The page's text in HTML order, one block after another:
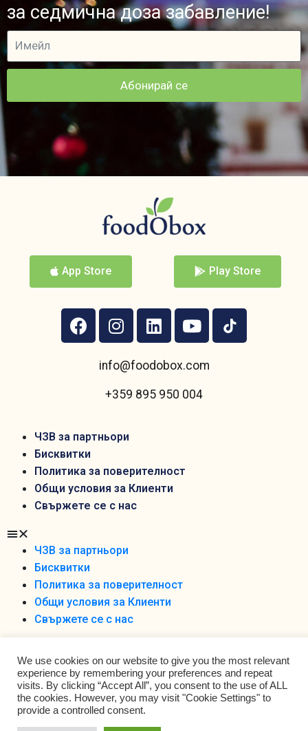
за седмична доза забавление!
Абонирай се
App Store Play Store
info@foodobox.com
+359 895 950 004
ЧЗВ за партньори
Бисквитки
Политика за поверителност
Общи условия за Клиенти
Свържете се с нас
ЧЗВ за партньори
Бисквитки
Политика за поверителност
Общи условия за Клиенти
Свържете се с нас
Foodobox 2021 Ltd ©
We use cookies on our website to give you the most relevant
experience by remembering your preferences and repeat
visits. By clicking “Accept All”, you consent to the use of ALL
the cookies. However, you may visit "Cookie Settings" to
provide a controlled consent.